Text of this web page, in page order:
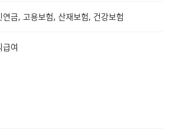
연금, 고용보험, 산재보험, 건강보험
급여